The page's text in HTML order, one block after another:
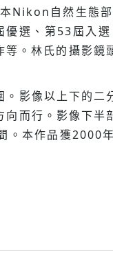
自然生態
選、第53屆入
。林氏的攝影鏡
影像以上下的二
而行。影像下半
。本作品獲2000